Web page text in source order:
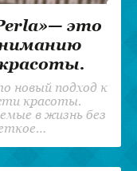
это
новый подход к
красоты.
в жизнь без